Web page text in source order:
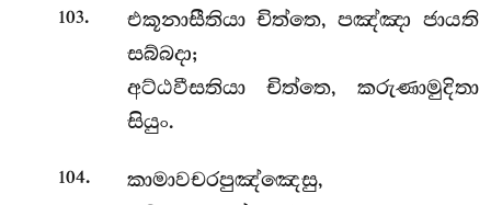
103.
එකූනාසීතියා චිත්තෙ, පඤ්ඤා ජායති
සබ්බදා;
අට්ඨවීසතියා චිත්තෙ, කරුණාමුදිතා
සියුං.
104.
කාමාවචරපුඤ්ඤෙසු,